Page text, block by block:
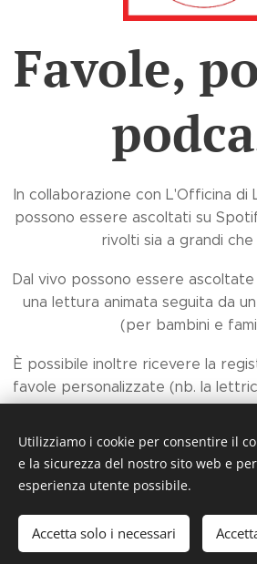
Favole,
In collaborazione con L'Officina di
possono essere ascoltati su
rivolti sia a grandi che
Dal vivo possono essere
una lettura animata seguita da
(per bambini e
È possibile inoltre ricevere la
favole personalizzate (nb. la
Ascoltali
Utilizziamo i cookie per consentire il
e la sicurezza del nostro sito web e
esperienza utente possibile.
Accetta solo i necessari